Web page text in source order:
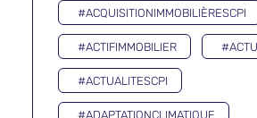
#ACQUISITIONIMMOBILIÈRESCPI
#ACTIFIMMOBILIER
#ACTUALITESCPI
#ADAPTATIONCLIMATIQUE